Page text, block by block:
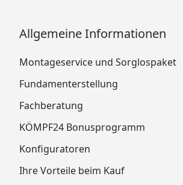
Allgemeine Informationen
Montageservice und Sorglospaket
Fundamenterstellung
Fachberatung
KÖMPF24 Bonusprogramm
Konfiguratoren
Ihre Vorteile beim Kauf